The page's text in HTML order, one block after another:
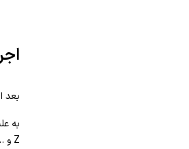
بعد
Z و … استفاده شد.